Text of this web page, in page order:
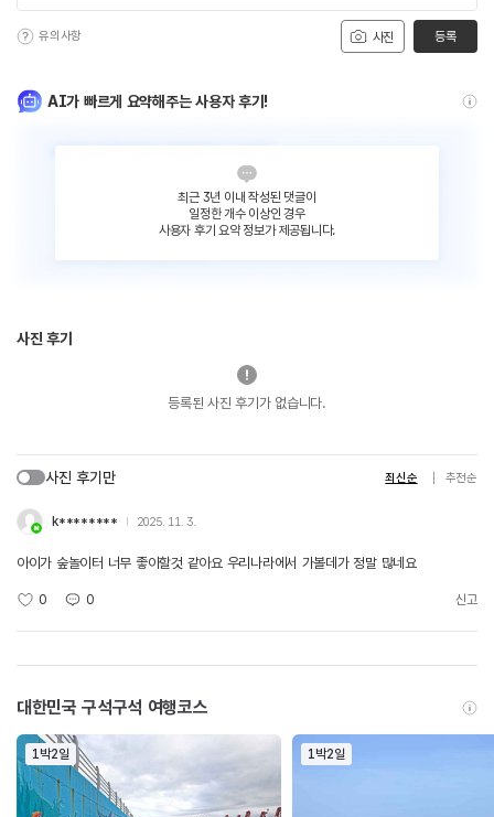
사진
유의사항 등록
AI가 빠르게 요약해주는 사용자 후기!
최근 3년 이내 작성된 댓글이
일정한 개수 이상인 경우
사용자 후기 요약 정보가 제공됩니다.
사진 후기
등록된 사진 후기가 없습니다.
사진 후기만 최신순 추천순
k******** 2025. 11. 3.
아이가 숲놀이터 너무 좋아할것 같아요 우리나라에서 가볼데가 정말 많네요
0 0 신고
대한민국 구석구석 여행코스
1박2일 1박2일